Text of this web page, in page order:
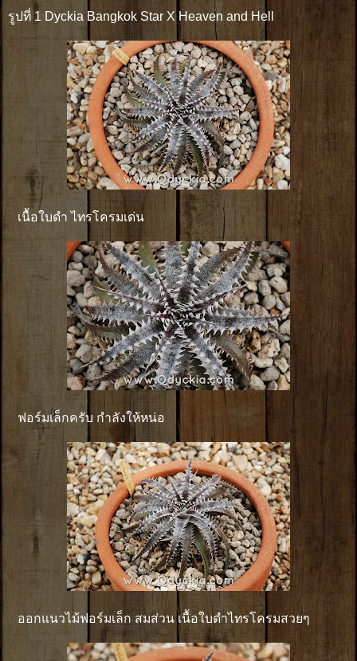
รูปที่ 1 Dyckia Bangkok Star X Heaven and Hell
เนื้อใบดำ ไทรโครมเด่น
ฟอร์มเล็กครับ กำลังให้หน่อ
ออกแนวไม้ฟอร์มเล็ก สมส่วน เนื้อใบดำไทรโครมสวยๆ